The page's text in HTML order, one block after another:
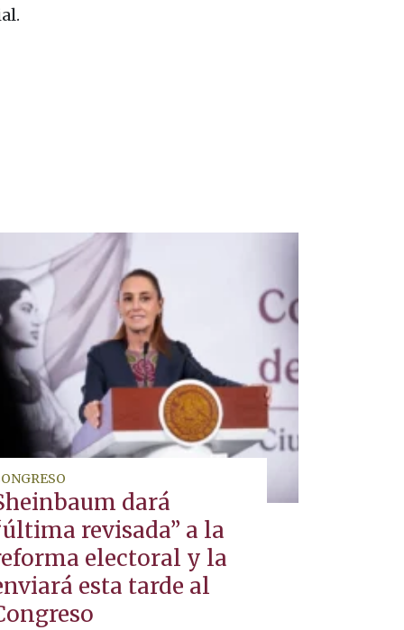
dará
revisada” a la
electoral y la
esta tarde al